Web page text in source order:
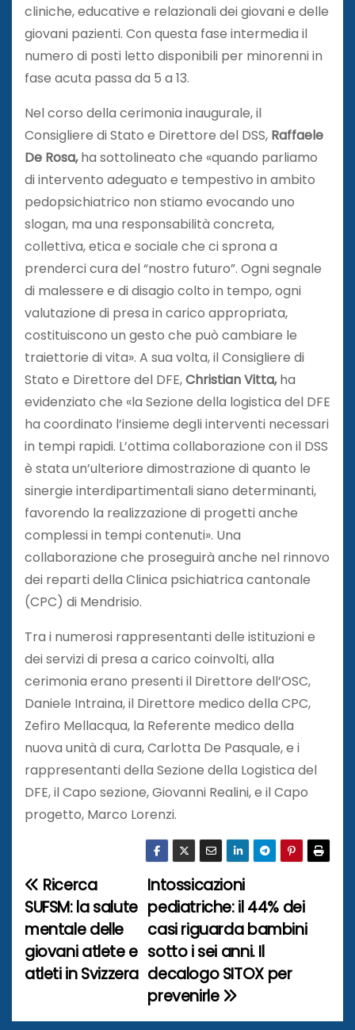
cliniche, educative e relazionali dei giovani e delle
giovani pazienti. Con questa fase intermedia il
numero di posti letto disponibili per minorenni in
fase acuta passa da 5 a 13.
Nel corso della cerimonia inaugurale, il
Consigliere di Stato e Direttore del DSS, Raffaele
De Rosa,ha sottolineato che «quando parliamo
di intervento adeguato e tempestivo in ambito
pedopsichiatrico non stiamo evocando uno
slogan, ma una responsabilità concreta,
collettiva, etica e sociale che ci sprona a
prenderci cura del “nostro futuro”. Ogni segnale
di malessere e di disagio colto in tempo, ogni
valutazione di presa in carico appropriata,
costituiscono un gesto che può cambiare le
traiettorie di vita». A sua volta, il Consigliere di
Stato e Direttore del DFE,Christian Vitta,ha
evidenziato che «la Sezione della logistica del DFE
ha coordinato l’insieme degli interventi necessari
in tempi rapidi. L’ottima collaborazione con il DSS
è stata un’ulteriore dimostrazione di quanto le
sinergie interdipartimentali siano determinanti,
favorendo la realizzazione di progetti anche
complessi in tempi contenuti». Una
collaborazione che proseguirà anche nel rinnovo
dei reparti della Clinica psichiatrica cantonale
(CPC) di Mendrisio.
Tra i numerosi rappresentanti delle istituzioni e
dei servizi di presa a carico coinvolti, alla
cerimonia erano presenti il Direttore dell’OSC,
Daniele Intraina, il Direttore medico della CPC,
Zefiro Mellacqua, la Referente medico della
nuova unità di cura, Carlotta De Pasquale, e i
rappresentanti della Sezione della Logistica del
DFE, il Capo sezione, Giovanni Realini, e il Capo
progetto, Marco Lorenzi.
N
a
v
Intossicazioni
pediatriche: il 44% dei
casi riguarda bambini
sotto i sei anni. Il
decalogo SITOX per
prevenirle
Ricerca
SUFSM: la salute
mentale delle
giovani atlete e
atleti in Svizzera